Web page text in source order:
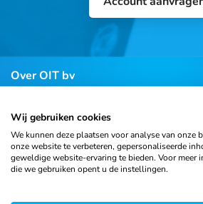
Over OIT bv
Klantenservice
Contact
Wij gebruiken cookies
We kunnen deze plaatsen voor analyse van onze
onze website te verbeteren, gepersonaliseerde
geweldige website-ervaring te bieden. Voor meer
die we gebruiken opent u de instellingen.